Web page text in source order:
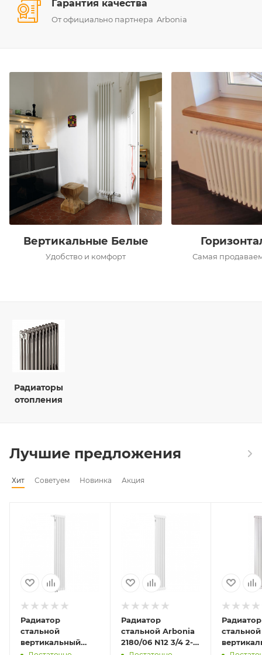
Гарантия качества
От официально партнера Arbonia
Вертикальные Белые
Удобство и комфорт Самая
Радиаторы
отопления
Лучшие предложения
Хит Советуем Новинка Акция
Радиатор
стальной
вертикальный
Радиатор
стальной Arbonia
2180/06 N12 3/4 2-
Радиатор
стальной